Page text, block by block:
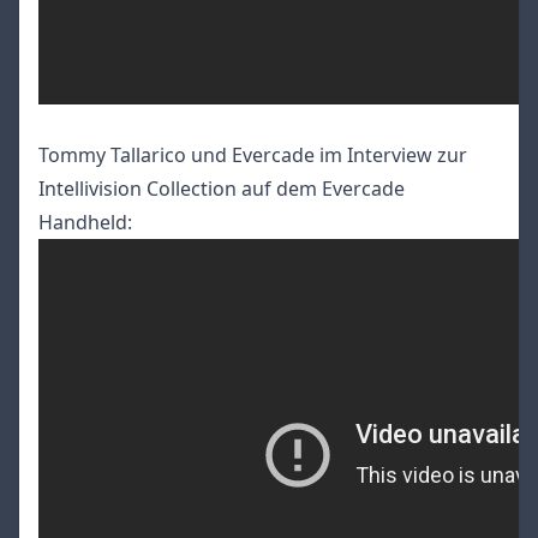
Tommy Tallarico und Evercade im Interview zur
Intellivision Collection auf dem Evercade
Handheld: